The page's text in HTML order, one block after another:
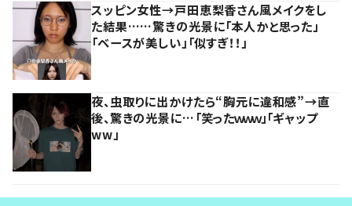
スッピン女性→戸田恵梨香さん風メイクをし
た結果……驚きの光景に「本人かと思った」
「ベースが美しい」「似すぎ！！」
夜、虫取りに出かけたら“胸元に違和感”→直
後、驚きの光景に…「笑ったｗｗｗ」「ギャップ
ww」